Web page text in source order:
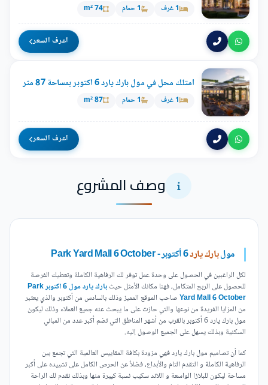
1 غرف 1 حمام 74 m²
اعرف السعر
امتلك محل في مول بارك يارد 6 اكتوبر بمساحة 87 متر
1 غرف 1 حمام 87 m²
اعرف السعر
وصف المشروع
مولبارك يارد6 أكتوبر - Park Yard Mall 6 October
لكل الراغبين في الحصول على وحدة عمل توفر لك الرفاهية الكاملة وتعطيك الفرصة
للحصول على الربح المتكامل، فهنا مكانك الأمثل حيث
بارك يارد مول 6 اكتوبر Park
Yard Mall 6 Octoberصاحب الموقع المميز وذلك بالسادس من أكتوبر والذي يعتبر
من المزايا الفريدة من نوعها والتي حازت على ما يبحث عنه جميع العملاء وذلك ليكون
مول بارك يارد 6 أكتوبر بالقرب من أشهر المناطق التي تضم أكبر عدد من المباني
السكنية وبذلك يسهل على الجميع الوصول إليه.
كما أن تصاميم مول بارك يارد فهي مزودة بكافة المقاييس العالمية التي تجمع بين
الرفاهية الكاملة و التقدم التام والأبداع، فضلاً عن الحرص الكامل على تشييده على أكبر
مساحة ليكون للبلازا الواسعة و اللاند سكيب نسبة كييرة منها وبذلك نقدم لك الراحة